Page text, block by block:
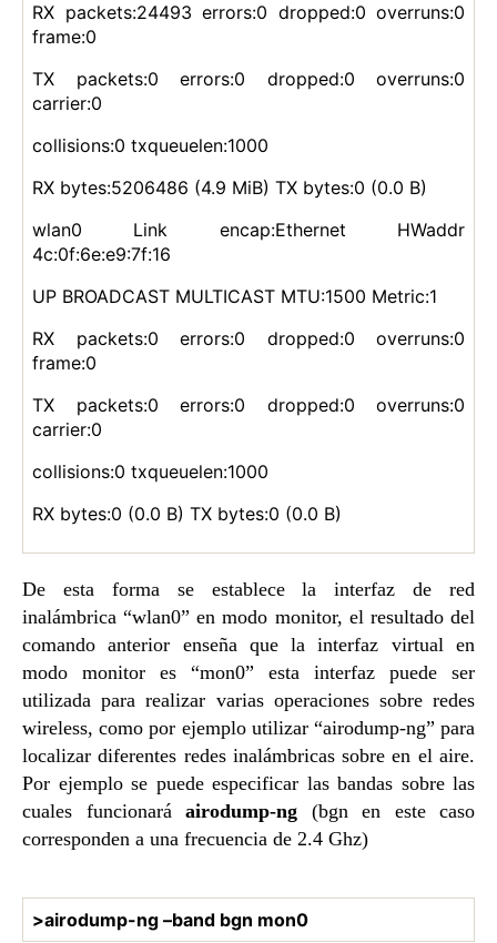
RX packets:24493 errors:0 dropped:0 overruns:0
frame:0
TX packets:0 errors:0 dropped:0 overruns:0
carrier:0
collisions:0 txqueuelen:1000
RX bytes:5206486 (4.9 MiB) TX bytes:0 (0.0 B)
wlan0 Link encap:Ethernet HWaddr
4c:0f:6e:e9:7f:16
UP BROADCAST MULTICAST MTU:1500 Metric:1
RX packets:0 errors:0 dropped:0 overruns:0
frame:0
TX packets:0 errors:0 dropped:0 overruns:0
carrier:0
collisions:0 txqueuelen:1000
RX bytes:0 (0.0 B) TX bytes:0 (0.0 B)
De esta forma se establece la interfaz de red
inalámbrica “wlan0” en modo monitor, el resultado del
comando anterior enseña que la interfaz virtual en
modo monitor es “mon0” esta interfaz puede ser
utilizada para realizar varias operaciones sobre redes
wireless, como por ejemplo utilizar “airodump-ng” para
localizar diferentes redes inalámbricas sobre en el aire.
Por ejemplo se puede especificar las bandas sobre las
cuales funcionará airodump-ng (bgn en este caso
corresponden a una frecuencia de 2.4 Ghz)
>airodump-ng –band bgn mon0